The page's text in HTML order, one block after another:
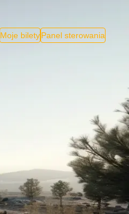
Moje biletyPanel sterowania